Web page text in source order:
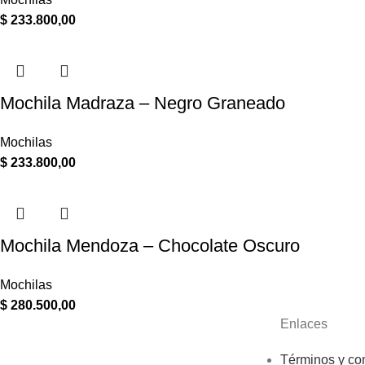
$ 233.800,00
Mochila Madraza – Negro Graneado
Mochilas
$ 233.800,00
Mochila Mendoza – Chocolate Oscuro
Mochilas
$ 280.500,00
Enlaces
Términos y